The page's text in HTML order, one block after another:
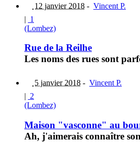
12 janvier 2018 - Vincent P.
| 1
(Lombez)
Rue de la Reilhe
Les noms des rues sont
5 janvier 2018 - Vincent P.
| 2
(Lombez)
Maison "vasconne" au
Ah, j'aimerais connaître